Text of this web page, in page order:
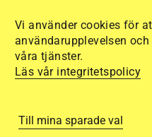
Vi använder cookies för
användarupplevelsen
våra tjänster.
Läs vår integritetspolicy
Till mina sparade val